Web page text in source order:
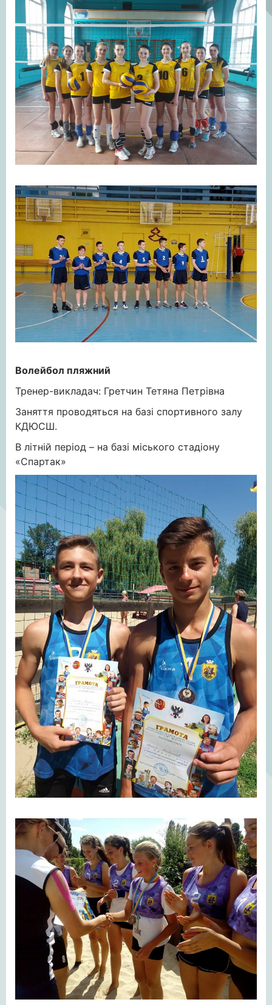
Волейбол пляжний
Тренер-викладач: Гретчин Тетяна Петрівна
Заняття проводяться на базі спортивного залу
КДЮСШ.
В літній період – на базі міського стадіону
«Спартак»